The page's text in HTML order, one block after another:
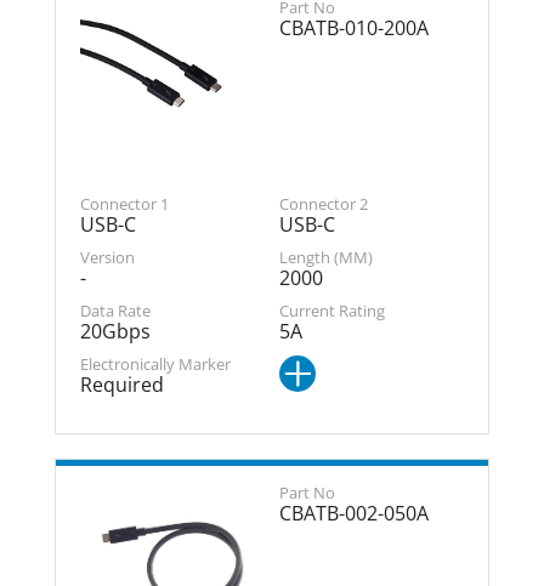
CBATB-010-200A
USB-C
USB-C
-
2000
20Gbps
5A
Required
CBATB-002-050A